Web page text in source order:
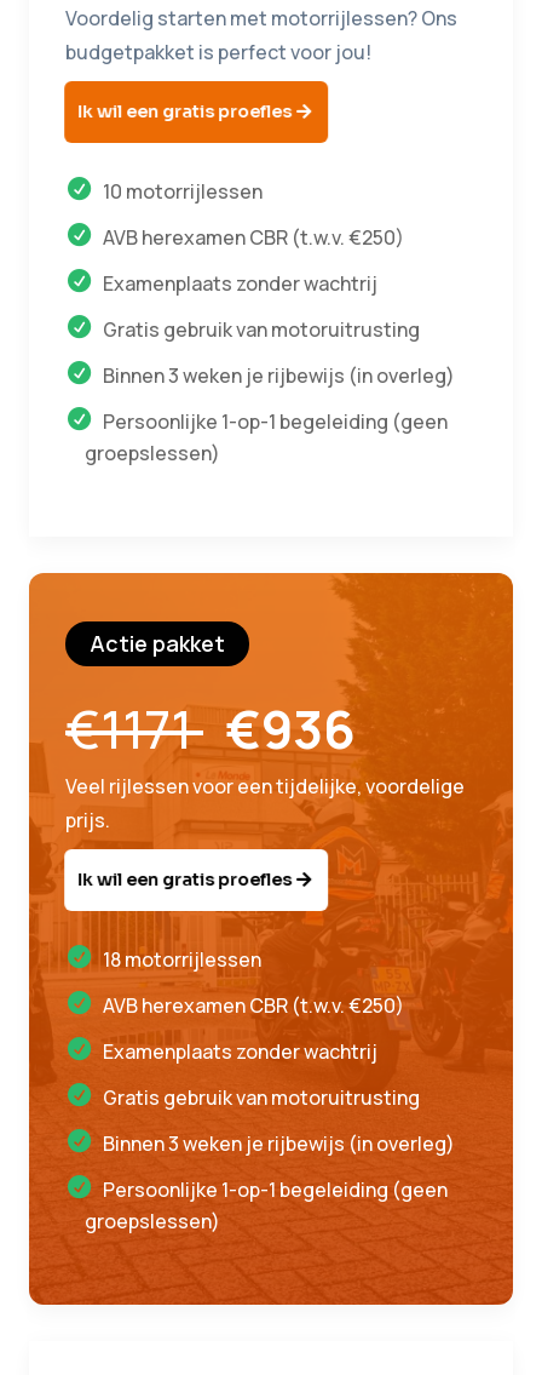
Voordelig starten met motorrijlessen? Ons
budgetpakket is perfect voor jou!
Ik wil een gratis proefles
10 motorrijlessen
AVB herexamen CBR (t.w.v. €250)
Examenplaats zonder wachtrij
Gratis gebruik van motoruitrusting
Binnen 3 weken je rijbewijs (in overleg)
Persoonlijke 1-op-1 begeleiding (geen
groepslessen)
Actie pakket
€1171 €936
Veel rijlessen voor een tijdelijke, voordelige
prijs.
Ik wil een gratis proefles
18 motorrijlessen
AVB herexamen CBR (t.w.v. €250)
Examenplaats zonder wachtrij
Gratis gebruik van motoruitrusting
Binnen 3 weken je rijbewijs (in overleg)
Persoonlijke 1-op-1 begeleiding (geen
groepslessen)